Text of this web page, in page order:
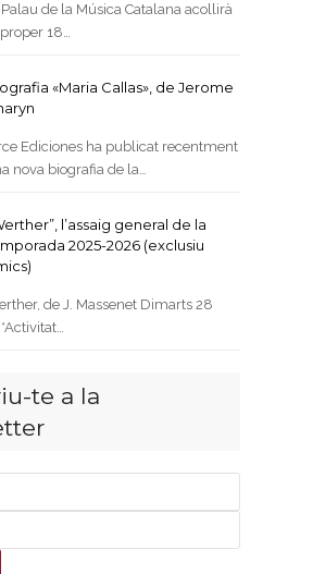
de la Música Catalana acollirà
18…
«Maria Callas», de Jerome
Ediciones ha publicat recentment
nova biografia de la…
l’assaig general de la
2025-2026 (exclusiu
de J. Massenet Dimarts 28
te a la